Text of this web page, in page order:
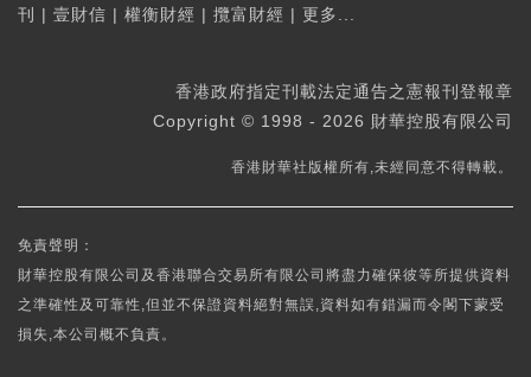
刊
| 壹財信 | 權衡財經 | 攬富財經 | 更多...
香港政府指定刊載法定通告之憲報刊登報章
Copyright © 1998 - 2026 財華控股有限公司
香港財華社版權所有,未經同意不得轉載。
免責聲明：
財華控股有限公司及香港聯合交易所有限公司將盡力確保彼等所提供資料
之準確性及可靠性,但並不保證資料絕對無誤,資料如有錯漏而令閣下蒙受
損失,本公司概不負責。